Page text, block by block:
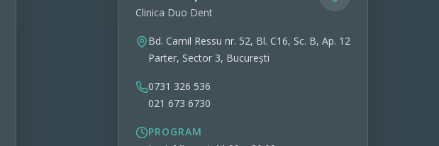
Clinica Duo Dent
Bd. Camil Ressu nr. 52, Bl. C16, Sc. B, Ap. 12
Parter, Sector 3, București
0731 326 536
021 673 6730
PROGRAM